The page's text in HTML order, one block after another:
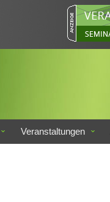
Veranstaltungen